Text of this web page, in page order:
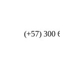
(+57) 300